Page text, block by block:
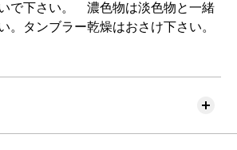
で下さい。 濃色物は淡色物と一緒
。タンブラー乾燥はおさけ下さい。